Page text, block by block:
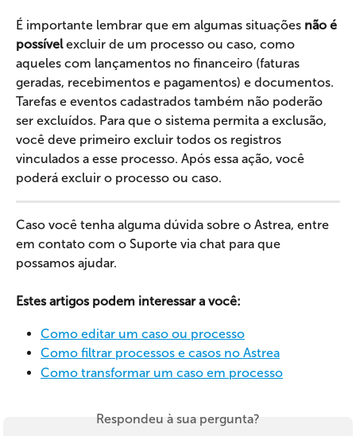
É importante lembrar que em algumas situações não é
possível excluir de um processo ou caso, como
aqueles com lançamentos no financeiro (faturas
geradas, recebimentos e pagamentos) e documentos.
Tarefas e eventos cadastrados também não poderão
ser excluídos. Para que o sistema permita a exclusão,
você deve primeiro excluir todos os registros
vinculados a esse processo. Após essa ação, você
poderá excluir o processo ou caso.
Caso você tenha alguma dúvida sobre o Astrea, entre
em contato com o Suporte via chat para que
possamos ajudar.
Estes artigos podem interessar a você:
Como editar um caso ou processo
Como filtrar processos e casos no Astrea
Como transformar um caso em processo
Respondeu à sua pergunta?